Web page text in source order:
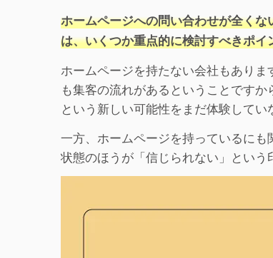
ホームページへの問い合わせが全く
は、いくつか重点的に検討すべきポイ
ホームページを持たない会社もあり
も集客の流れがあるということです
という新しい可能性をまだ体験して
一方、ホームページを持っているに
状態のほうが「信じられない」という